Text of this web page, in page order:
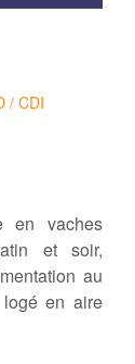
/ CDI
en vaches
et soir,
au
logé en aire